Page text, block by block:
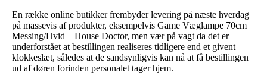
En række online butikker frembyder levering på næste hverdag
på massevis af produkter, eksempelvis Game Væglampe 70cm
Messing/Hvid – House Doctor, men vær på vagt da det er
underforstået at bestillingen realiseres tidligere end et givent
klokkeslæt, således at de sandsynligvis kan nå at få bestillingen
ud af døren forinden personalet tager hjem.